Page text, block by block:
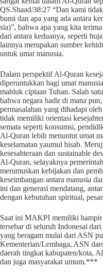
QS.Shaad/38:27 “Dan kami
bumi dan apa yang ada antara
sia)”, bahwa apa yang kita
dari antara keduanya, seperti
lainnya merupakan sumber
untuk umat manusia.
Dalam perspektif Al-Quran
diperuntukkan bagi umat
mahluk ciptaan Tuhan. Salah
bahwa negara hadir di mana
permasalahan yang dihadapi
tidak memiliki orientasi
semata seperti konsumsi,
Al-Quran lebih menuntut umat
keselamatan yaumul hisab.
kesesahteraan dan sustainable
Al-Quran, selayaknya
merumuskan kebijakan dan
keseimbangan antara manusia
ini dan generasi mendatang,
dengan kebutuhan spiritual,
Saat ini MAKPI memiliki hampir
tersebar di seluruh Indonesai
yang beragam mulai dari ASN
Kementerian/Lembaga, ASN
daerah tingkat kabupaten/kota,
dan juga masyarakat umum.***